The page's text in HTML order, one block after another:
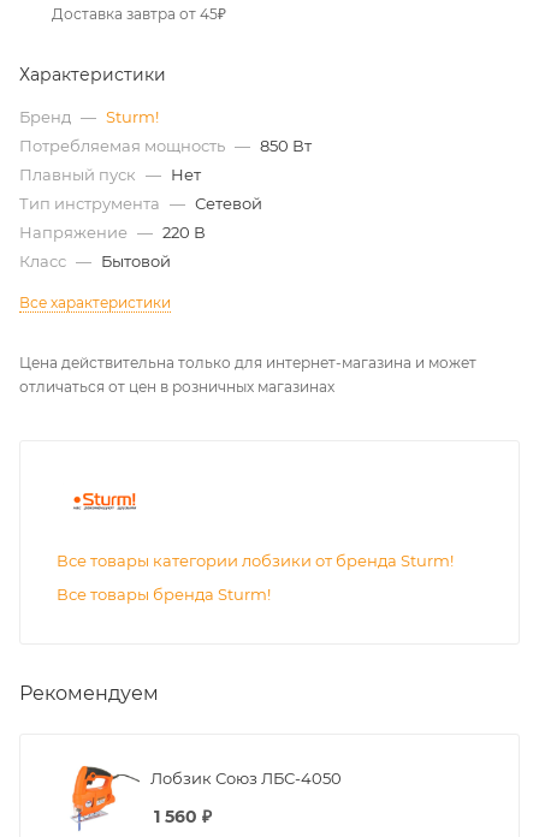
Доставка завтра от 45₽
Характеристики
Бренд — Sturm!
Потребляемая мощность — 850 Вт
Плавный пуск — Нет
Тип инструмента — Сетевой
Напряжение — 220 В
Класс — Бытовой
Все характеристики
Цена действительна только для интернет-магазина и может
отличаться от цен в розничных магазинах
Все товары категории лобзики от бренда Sturm!
Все товары бренда Sturm!
Рекомендуем
Лобзик Союз ЛБС-4050
1 560 ₽